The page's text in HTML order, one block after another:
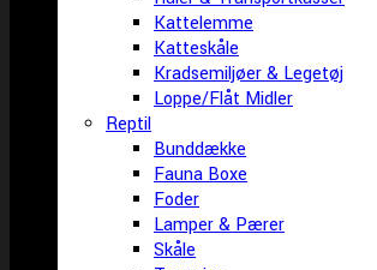
Kattelemme
Katteskåle
Kradsemiljøer & Legetøj
Loppe/Flåt Midler
Reptil
Bunddække
Fauna Boxe
Foder
Lamper & Pærer
Skåle